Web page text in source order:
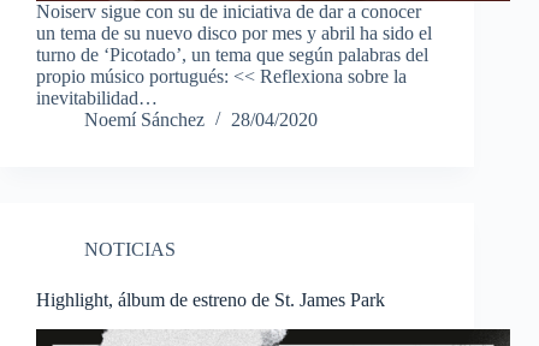
Noiserv sigue con su de iniciativa de dar a conocer
un tema de su nuevo disco por mes y abril ha sido el
turno de ‘Picotado’, un tema que según palabras del
propio músico portugués: << Reflexiona sobre la
inevitabilidad…
Noemí Sánchez
28/04/2020
NOTICIAS
Highlight, álbum de estreno de St. James Park